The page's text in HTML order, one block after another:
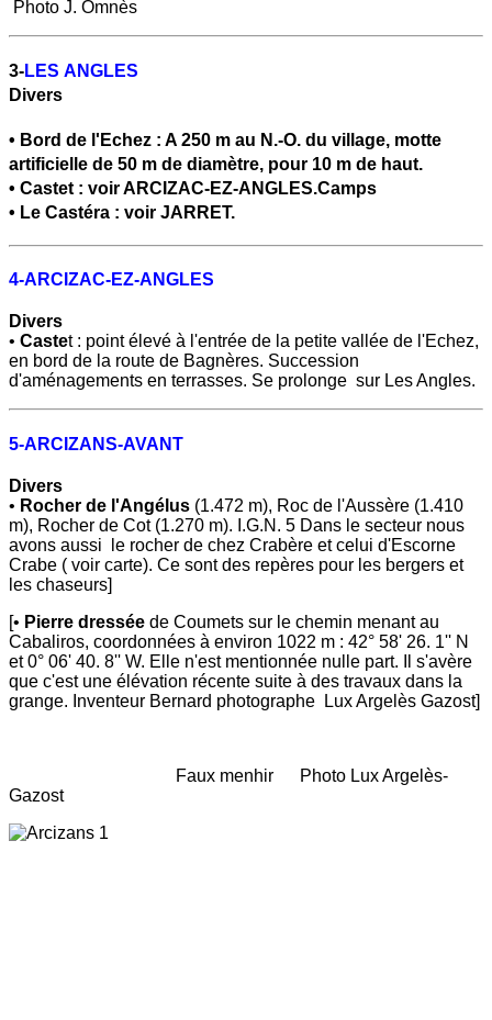
Photo J. Omnès
3-LES ANGLES
Divers
• Bord de l'Echez : A 250 m au N.-O. du village, motte
artificielle de 50 m de diamètre, pour 10 m de haut.
• Castet : voir ARCIZAC-EZ-ANGLES.Camps
• Le Castéra : voir JARRET.
4-ARCIZAC-EZ-ANGLES
Divers
• Castet : point élevé à l'entrée de la petite vallée de l'Echez,
en bord de la route de Bagnères. Succession
d'aménagements en terrasses. Se prolonge sur Les Angles.
5-ARCIZANS-AVANT
Divers
• Rocher de l'Angélus (1.472 m), Roc de l'Aussère (1.410
m), Rocher de Cot (1.270 m). I.G.N. 5 Dans le secteur nous
avons aussi le rocher de chez Crabère et celui d'Escorne
Crabe ( voir carte). Ce sont des repères pour les bergers et
les chaseurs]
[• Pierre dressée de Coumets sur le chemin menant au
Cabaliros, coordonnées à environ 1022 m : 42° 58' 26. 1'' N
et 0° 06' 40. 8'' W. Elle n'est mentionnée nulle part. Il s'avère
que c'est une élévation récente suite à des travaux dans la
grange. Inventeur Bernard photographe Lux Argelès Gazost]
Faux menhir Photo Lux Argelès-
Gazost